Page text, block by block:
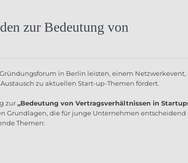
zur Bedeutung von
in Berlin leisten, einem Netzwerkevent,
zu aktuellen Start-up-Themen fördert.
zur„Bedeutung von Vertragsverhältnissen in
Grundlagen, die für junge Unternehmen entscheidend
Themen: